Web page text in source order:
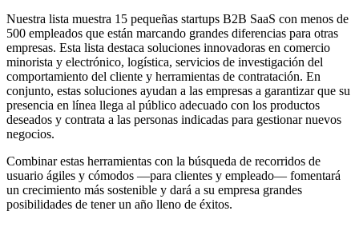
Nuestra lista muestra 15 pequeñas startups B2B SaaS con menos de
500 empleados que están marcando grandes diferencias para otras
empresas. Esta lista destaca soluciones innovadoras en comercio
minorista y electrónico, logística, servicios de investigación del
comportamiento del cliente y herramientas de contratación. En
conjunto, estas soluciones ayudan a las empresas a garantizar que su
presencia en línea llega al público adecuado con los productos
deseados y contrata a las personas indicadas para gestionar nuevos
negocios.
Combinar estas herramientas con la búsqueda de recorridos de
usuario ágiles y cómodos —para clientes y empleado— fomentará
un crecimiento más sostenible y dará a su empresa grandes
posibilidades de tener un año lleno de éxitos.